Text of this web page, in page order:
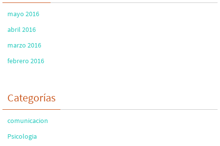
mayo 2016
abril 2016
marzo 2016
febrero 2016
Categorías
comunicacion
Psicologia